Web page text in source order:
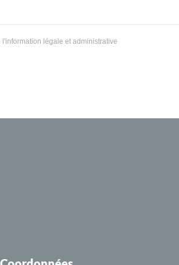
l'information légale et administrative